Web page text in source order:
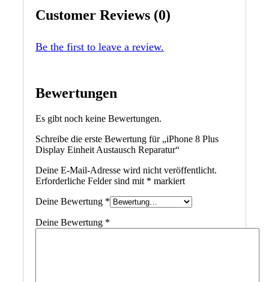
Customer Reviews (0)
Be the first to leave a review.
Bewertungen
Es gibt noch keine Bewertungen.
Schreibe die erste Bewertung für „iPhone 8 Plus
Display Einheit Austausch Reparatur“
Deine E-Mail-Adresse wird nicht veröffentlicht.
Erforderliche Felder sind mit * markiert
Deine Bewertung *
Deine Bewertung *